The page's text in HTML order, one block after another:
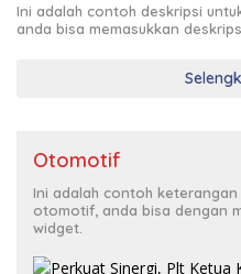
Ini adalah contoh deskripsi
anda bisa memasukkan
Otomotif
Ini adalah contoh
otomotif, anda bisa dengan
widget.